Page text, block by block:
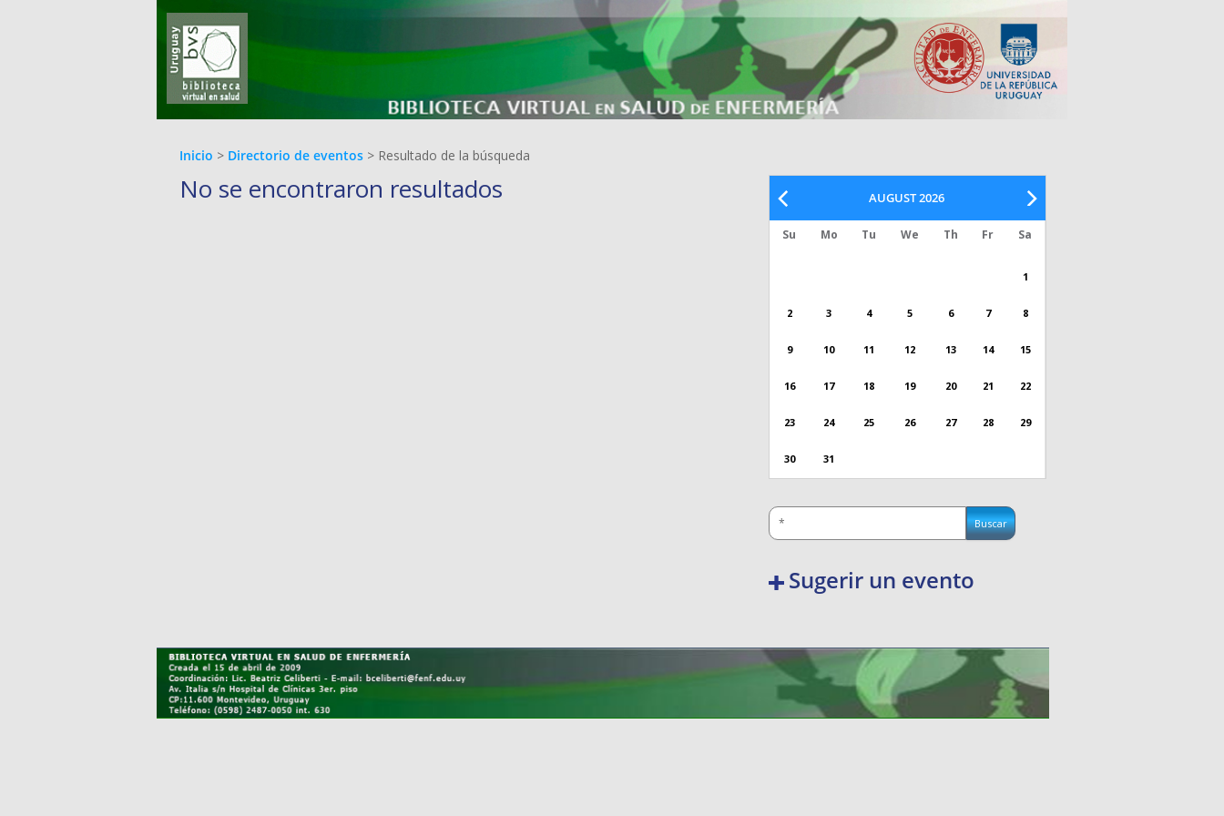
Inicio > Directorio de eventos > Resultado de la búsqueda
No se encontraron resultados AUGUST2026
Su Mo Tu We Th Fr Sa
1
2 3 4 5 6 7 8
9 10 11 12 13 14 15
16 17 18 19 20 21 22
23 24 25 26 27 28 29
30 31
Sugerir un evento